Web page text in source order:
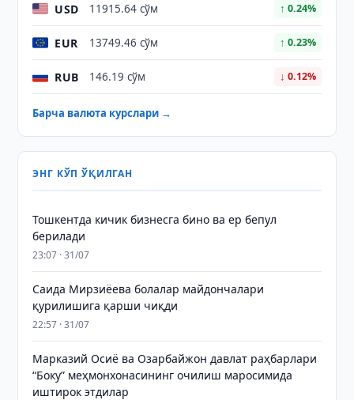
USD 11915.64 сўм ↑ 0.24%
EUR 13749.46 сўм ↑ 0.23%
RUB 146.19 сўм ↓ 0.12%
Барча валюта курслари →
ЭНГ КЎП ЎҚИЛГАН
Тошкентда кичик бизнесга бино ва ер бепул
берилади
23:07 · 31/07
Саида Мирзиёева болалар майдончалари
қурилишига қарши чиқди
22:57 · 31/07
Марказий Осиё ва Озарбайжон давлат раҳбарлари
“Боку” меҳмонхонасининг очилиш маросимида
иштирок этдилар